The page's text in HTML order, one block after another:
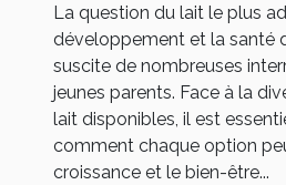
La question du lait le plus
développement et la santé
suscite de nombreuses
jeunes parents. Face à la
lait disponibles, il est
comment chaque option
croissance et le bien-être...